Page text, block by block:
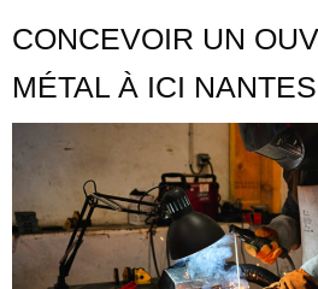
CONCEVOIR UN OUVRAGE EN
MÉTAL À ICI NANTES